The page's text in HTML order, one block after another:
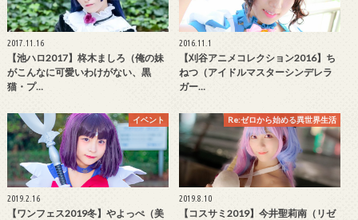
2017.11.16
【池ハロ2017】柊木ましろ（俺の妹
がこんなに可愛いわけがない、黒
猫・プ…
2016.11.1
【刈谷アニメコレクション2016】ち
ねつ（アイドルマスターシンデレラ
ガー…
イベント
2019.2.16
【ワンフェス2019冬】やよっぺ（美
Re:ゼロから始める異世界生活
2019.8.10
【コスサミ2019】今井聖莉南（リゼ